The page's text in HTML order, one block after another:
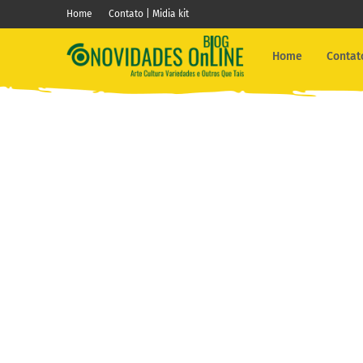
Home Contato | Midia kit
Home